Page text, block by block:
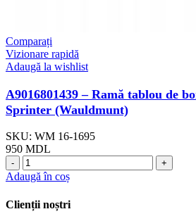
Comparați
Vizionare rapidă
Adaugă la wishlist
A9016801439 – Ramă tablou de
Sprinter (Wauldmunt)
SKU: WM 16-1695
950 MDL
Adaugă în coș
Clienții noștri